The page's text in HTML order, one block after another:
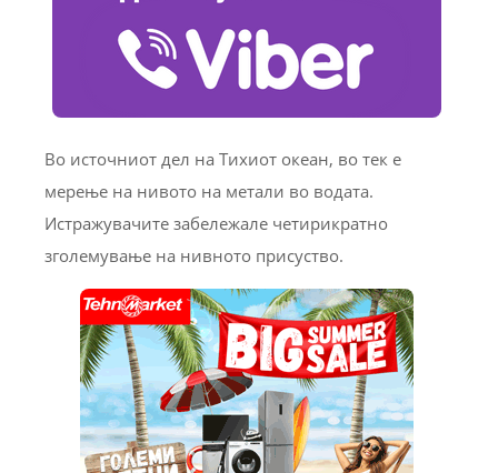
Во источниот дел на Тихиот океан, во тек е
мерење на нивото на метали во водата.
Истражувачите забележале четирикратно
зголемување на нивното присуство.